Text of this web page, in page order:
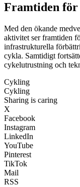
Framtiden
Med den ökande
aktivitet ser framtiden
infrastrukturella
cykla. Samtidigt
cykelutrustning och
Cykling
Cykling
Sharing is caring
X
Facebook
Instagram
LinkedIn
YouTube
Pinterest
TikTok
Mail
RSS